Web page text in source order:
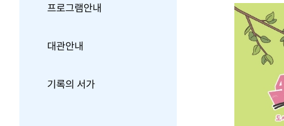
프로그램안내
대관안내
기록의 서가